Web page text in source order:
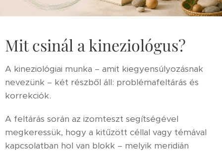
Mit csinál a kineziológus?
A kineziológiai munka – amit kiegyensúlyozásnak
nevezünk – két részből áll: problémafeltárás és
korrekciók.
A feltárás során az izomteszt segítségével
megkeressük, hogy a kitűzött céllal vagy témával
kapcsolatban hol van blokk – melyik meridián